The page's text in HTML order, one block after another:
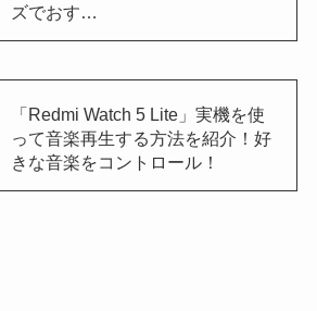
ズでおす…
「Redmi Watch 5 Lite」実機を使
って音楽再生する方法を紹介！好
きな音楽をコントロール！